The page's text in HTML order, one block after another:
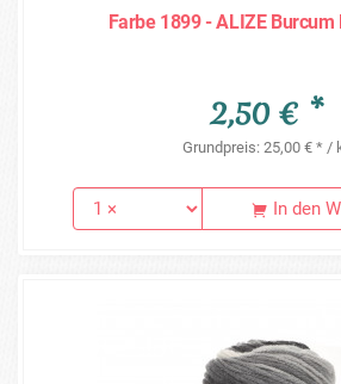
Farbe 1899 - ALIZE
2,50 € *
Grundpreis: 25,00 € * /
In den